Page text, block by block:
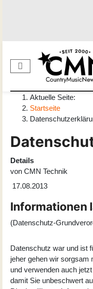
Aktuelle Seite:
Startseite
Details
von CMN Technik
17.08.2013
Informationen
(Datenschutz-
Datenschutz war und ist
jeher gehen wir sorgsam
und verwenden auch
damit Sie unbeschwert